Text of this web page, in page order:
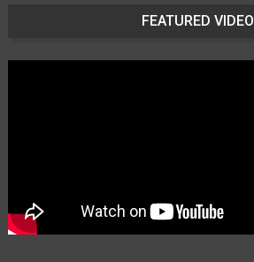
FEATURED VIDEO